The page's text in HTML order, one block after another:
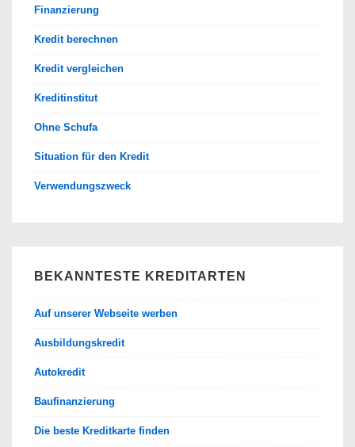
Finanzierung
Kredit berechnen
Kredit vergleichen
Kreditinstitut
Ohne Schufa
Situation für den Kredit
Verwendungszweck
BEKANNTESTE KREDITARTEN
Auf unserer Webseite werben
Ausbildungskredit
Autokredit
Baufinanzierung
Die beste Kreditkarte finden